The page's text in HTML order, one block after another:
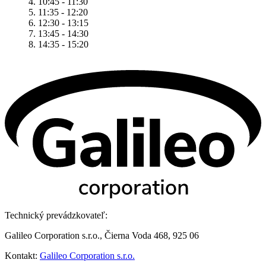
5. 11:35 - 12:20
6. 12:30 - 13:15
7. 13:45 - 14:30
8. 14:35 - 15:20
Technický prevádzkovateľ:
Galileo Corporation s.r.o., Čierna Voda 468, 925 06
Kontakt: Galileo Corporation s.r.o.